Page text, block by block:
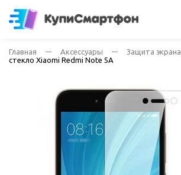
Главная Аксессуары Защита экрана
стекло Xiaomi Redmi Note 5A